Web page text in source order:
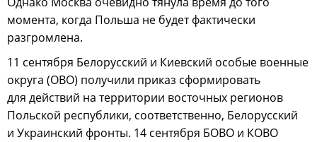
момента, когда Польша не будет фактически
разгромлена.
11 сентября Белорусский и Киевский особые военные
округа (ОВО) получили приказ сформировать
для действий на территории восточных регионов
Польской республики, соответственно, Белорусский
и Украинский фронты. 14 сентября БОВО и КОВО